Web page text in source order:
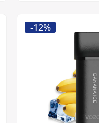
-12%